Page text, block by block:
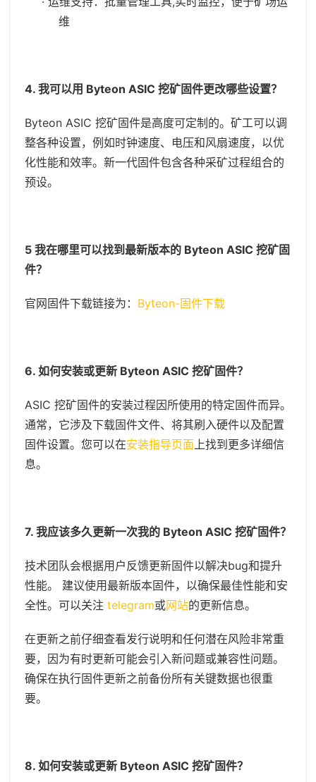
维
4. 我可以用 Byteon ASIC 挖矿固件更改哪些设置？
Byteon ASIC 挖矿固件是高度可定制的。矿工可以调
整各种设置，例如时钟速度、电压和风扇速度，以优
化性能和效率。新一代固件包含各种采矿过程组合的
预设。
5 我在哪里可以找到最新版本的 Byteon ASIC 挖矿固
件？
官网固件下载链接为： Byteon-固件下载
6. 如何安装或更新 Byteon ASIC 挖矿固件？
ASIC 挖矿固件的安装过程因所使用的特定固件而异。
通常，它涉及下载固件文件、将其刷入硬件以及配置
固件设置。您可以在安装指导页面上找到更多详细信
息。
7. 我应该多久更新一次我的 Byteon ASIC 挖矿固件？
技术团队会根据用户反馈更新固件以解决bug和提升
性能。 建议使用最新版本固件，以确保最佳性能和安
全性。可以关注 telegram或网站的更新信息。
在更新之前仔细查看发行说明和任何潜在风险非常重
要，因为有时更新可能会引入新问题或兼容性问题。
确保在执行固件更新之前备份所有关键数据也很重
要。
8. 如何安装或更新 Byteon ASIC 挖矿固件？